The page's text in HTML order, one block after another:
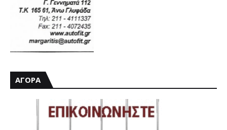
ΑΓΟΡΑ